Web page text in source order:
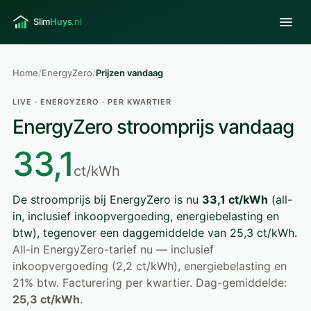
Home/EnergyZero/Prijzen vandaag
LIVE · ENERGYZERO · PER KWARTIER
EnergyZero stroomprijs vandaag
33,1 ct/kWh
De stroomprijs bij EnergyZero is nu 33,1 ct/kWh (all-
in, inclusief inkoopvergoeding, energiebelasting en
btw), tegenover een daggemiddelde van 25,3 ct/kWh.
All-in EnergyZero-tarief nu — inclusief
inkoopvergoeding (2,2 ct/kWh), energiebelasting en
21% btw. Facturering per kwartier. Dag-gemiddelde:
25,3 ct/kWh.